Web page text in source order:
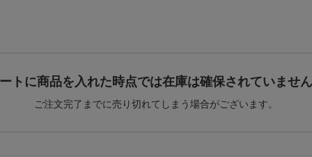
トに商品を入れた時点では在庫は確保されていません
ご注文完了までに売り切れてしまう場合がございます。